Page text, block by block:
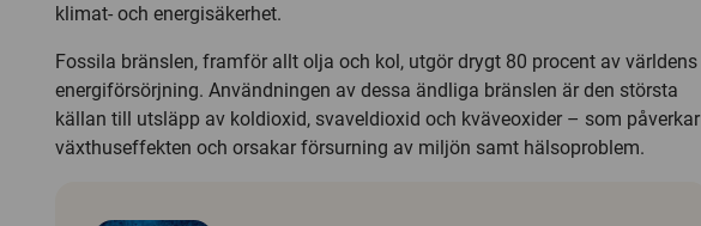
klimat- och energisäkerhet.
Fossila bränslen, framför allt olja och kol, utgör drygt 80 procent av världens
energiförsörjning. Användningen av dessa ändliga bränslen är den största
källan till utsläpp av koldioxid, svaveldioxid och kväveoxider – som påverkar
växthuseffekten och orsakar försurning av miljön samt hälsoproblem.